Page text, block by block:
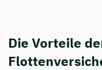
Die Vorteile